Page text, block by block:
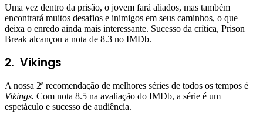
Uma vez dentro da prisão, o jovem fará aliados, mas também
encontrará muitos desafios e inimigos em seus caminhos, o que
deixa o enredo ainda mais interessante. Sucesso da crítica, Prison
Break alcançou a nota de 8.3 no IMDb.
2. Vikings
A nossa 2ª recomendação de melhores séries de todos os tempos é
Vikings. Com nota 8.5 na avaliação do IMDb, a série é um
espetáculo e sucesso de audiência.